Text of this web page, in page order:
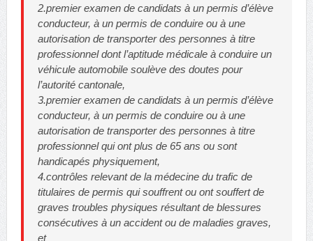
2.premier examen de candidats à un permis d’élève
conducteur, à un permis de conduire ou à une
autorisation de transporter des personnes à titre
professionnel dont l’aptitude médicale à conduire un
véhicule automobile soulève des doutes pour
l’autorité cantonale,
3.premier examen de candidats à un permis d’élève
conducteur, à un permis de conduire ou à une
autorisation de transporter des personnes à titre
professionnel qui ont plus de 65 ans ou sont
handicapés physiquement,
4.contrôles relevant de la médecine du trafic de
titulaires de permis qui souffrent ou ont souffert de
graves troubles physiques résultant de blessures
consécutives à un accident ou de maladies graves,
et